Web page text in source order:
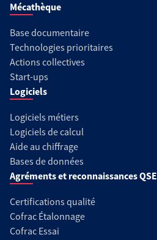
Mécathèque
Base documentaire
Technologies prioritaires
Actions collectives
Start-ups
Logiciels
Logiciels métiers
Logiciels de calcul
Aide au chiffrage
Bases de données
Agréments et reconnaissances QSE
Certifications qualité
Cofrac Étalonnage
Cofrac Essai